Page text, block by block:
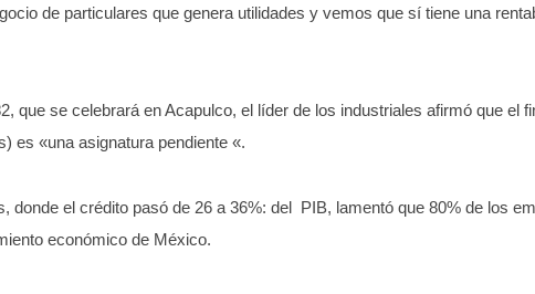
de particulares que genera utilidades y vemos que sí tiene una
que se celebrará en Acapulco, el líder de los industriales afirmó que el
es «una asignatura pendiente «.
donde el crédito pasó de 26 a 36%: del PIB, lamentó que 80% de los
económico de México.